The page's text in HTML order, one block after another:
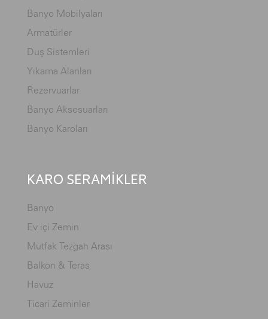
Banyo Mobilyaları
Armatürler
Duş Sistemleri
Yıkama Alanları
Rezervuarlar
Banyo Aksesuarları
Banyo Karoları
KARO SERAMİKLER
Banyo
Ev içi Zemin
Mutfak Tezgah Arası
Balkon & Teras
Havuz
Ticari Zeminler